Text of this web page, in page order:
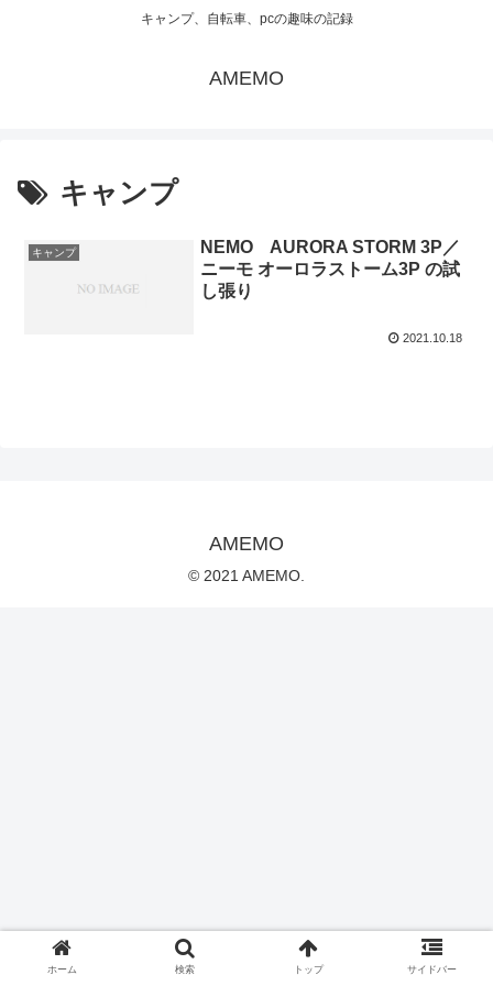
キャンプ、自転車、pcの趣味の記録
AMEMO
キャンプ
キャンプ
NEMO AURORA STORM 3P／
ニーモ オーロラストーム3P の試
し張り
2021.10.18
AMEMO
© 2021 AMEMO.
ホーム 検索 トップ サイドバー